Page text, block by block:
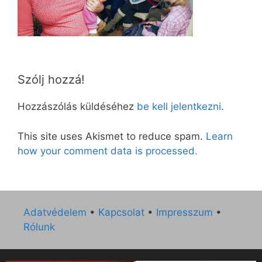
Szólj hozzá!
Hozzászólás küldéséhez be kell jelentkezni.
This site uses Akismet to reduce spam. Learn
how your comment data is processed.
Adatvédelem • Kapcsolat • Impresszum •
Rólunk